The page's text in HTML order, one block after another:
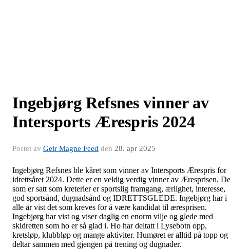
Ingebjørg Refsnes vinner av
Intersports Ærespris 2024
Postet av Geir Magne Feed den 28. apr 2025
Ingebjørg Refsnes ble kåret som vinner av Intersports Ærespris for
idrettsåret 2024. Dette er en veldig verdig vinner av Æresprisen.
som er satt som kreterier er sportslig framgang, ærlighet, interesse,
god sportsånd, dugnadsånd og IDRETTSGLEDE. Ingebjørg har i
alle år vist det som kreves for å være kandidat til æresprisen.
Ingebjørg har vist og viser daglig en enorm vilje og glede med
skidretten som ho er så glad i. Ho har deltatt i Lysebotn opp,
kretsløp, klubbløp og mange aktiviter. Humøret er alltid på topp og
deltar sammen med gjengen på trening og dugnader.